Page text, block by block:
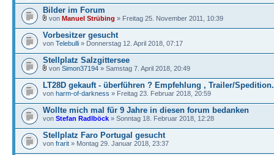
Bilder im Forum
von Manuel Strübing » Freitag 25. November 2011, 10:39
Vorbesitzer gesucht
von Telebulli » Donnerstag 12. April 2018, 07:17
Stellplatz Salzgittersee
von Simon37194 » Samstag 7. April 2018, 20:49
LT28D gekauft - überführen ? Empfehlung , Trailer/Spedition.
von harm-of-darkness » Freitag 23. Februar 2018, 20:59
Wollte mich mal für 9 Jahre in diesen forum bedanken
von Stefan Radlböck » Sonntag 18. Februar 2018, 12:28
Stellplatz Faro Portugal gesucht
von frarit » Montag 29. Januar 2018, 23:37